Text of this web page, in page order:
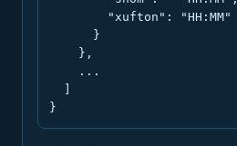
        "xufton": "HH:MM"
      }
    },
    ...
}